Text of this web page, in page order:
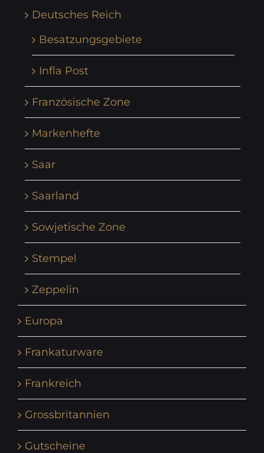
Deutsches Reich
Besatzungsgebiete
Infla Post
Französische Zone
Markenhefte
Saar
Saarland
Sowjetische Zone
Stempel
Zeppelin
Europa
Frankaturware
Frankreich
Grossbritannien
Gutscheine